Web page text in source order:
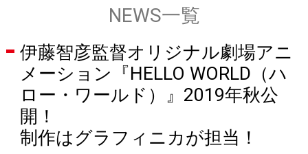
NEWS一覧
伊藤智彦監督オリジナル劇場アニ
メーション『HELLO WORLD（ハ
ロー・ワールド）』2019年秋公
開！
制作はグラフィニカが担当！